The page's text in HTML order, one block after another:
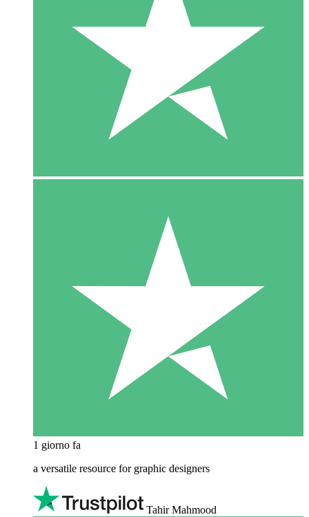
1 giorno fa
a versatile resource for graphic designers
Tahir Mahmood